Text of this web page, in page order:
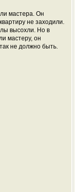
мастера. Он
не заходили.
высохли. Но в
мастеру, он
не должно быть.